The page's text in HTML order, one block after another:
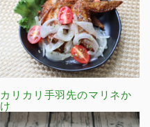
カリカリ手羽先のマリネか
け